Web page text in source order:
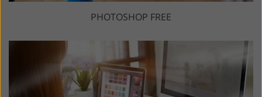
PHOTOSHOP FREE